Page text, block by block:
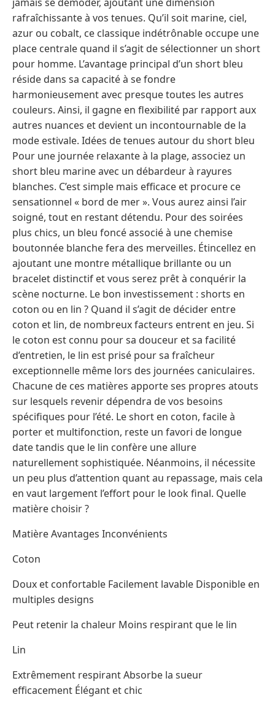
rafraîchissante à vos tenues. Qu’il soit marine, ciel,
azur ou cobalt, ce classique indétrônable occupe une
place centrale quand il s’agit de sélectionner un short
pour homme. L’avantage principal d’un short bleu
réside dans sa capacité à se fondre
harmonieusement avec presque toutes les autres
couleurs. Ainsi, il gagne en flexibilité par rapport aux
autres nuances et devient un incontournable de la
mode estivale. Idées de tenues autour du short bleu
Pour une journée relaxante à la plage, associez un
short bleu marine avec un débardeur à rayures
blanches. C’est simple mais efficace et procure ce
sensationnel « bord de mer ». Vous aurez ainsi l’air
soigné, tout en restant détendu. Pour des soirées
plus chics, un bleu foncé associé à une chemise
boutonnée blanche fera des merveilles. Étincellez en
ajoutant une montre métallique brillante ou un
bracelet distinctif et vous serez prêt à conquérir la
scène nocturne. Le bon investissement : shorts en
coton ou en lin ? Quand il s’agit de décider entre
coton et lin, de nombreux facteurs entrent en jeu. Si
le coton est connu pour sa douceur et sa facilité
d’entretien, le lin est prisé pour sa fraîcheur
exceptionnelle même lors des journées caniculaires.
Chacune de ces matières apporte ses propres atouts
sur lesquels revenir dépendra de vos besoins
spécifiques pour l’été. Le short en coton, facile à
porter et multifonction, reste un favori de longue
date tandis que le lin confère une allure
naturellement sophistiquée. Néanmoins, il nécessite
un peu plus d’attention quant au repassage, mais cela
en vaut largement l’effort pour le look final. Quelle
matière choisir ?
Matière Avantages Inconvénients
Coton
Doux et confortable Facilement lavable Disponible en
multiples designs
Peut retenir la chaleur Moins respirant que le lin
Lin
Extrêmement respirant Absorbe la sueur
efficacement Élégant et chic